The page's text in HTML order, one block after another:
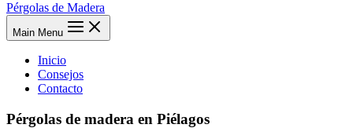
Pérgolas de Madera
Main Menu
Inicio
Consejos
Contacto
Pérgolas de madera en Piélagos